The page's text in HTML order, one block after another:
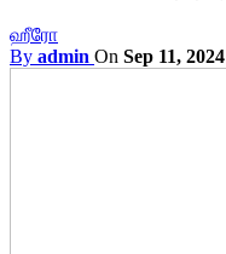
ஹீரோ
By admin On Sep 11, 2024